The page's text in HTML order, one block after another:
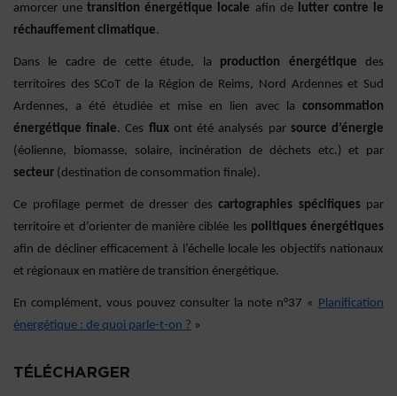
amorcer unetransition énergétique locale afin de lutter contre le
réchauffement climatique.
Dans le cadre de cette étude, la production énergétique des
territoires des SCoT de la Région de Reims, Nord Ardennes et Sud
Ardennes, a été étudiée et mise en lien avec la consommation
énergétique finale. Ces fluxont été analysés par source d’énergie
(éolienne, biomasse, solaire, incinération de déchets etc.) et par
secteur (destination de consommation finale).
Ce profilage permet de dresser des cartographies spécifiquespar
territoire et d’orienter de manière ciblée les politiques énergétiques
afin de décliner efficacement à l’échelle locale les objectifs nationaux
et régionaux en matière de transition énergétique.
En complément, vous pouvez consulter la note n°37 « Planification
énergétique : de quoi parle-t-on ? »
TÉLÉCHARGER